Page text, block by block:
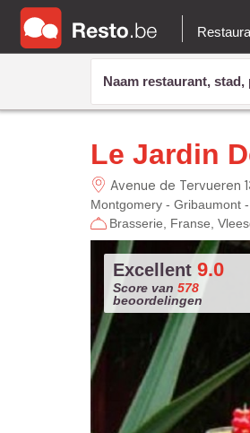
Le Jardin
Avenue de Tervueren
Montgomery - Gribaumont
Brasserie Franse
Excellent 9.0
Score van 578
beoordelingen